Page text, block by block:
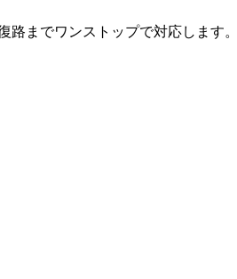
路までワンストップで対応します。